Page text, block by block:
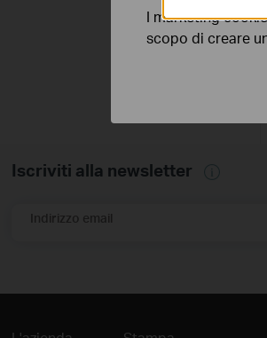
Iscriviti alla newsletter
Indirizzo email
I marketing
scopo di creare